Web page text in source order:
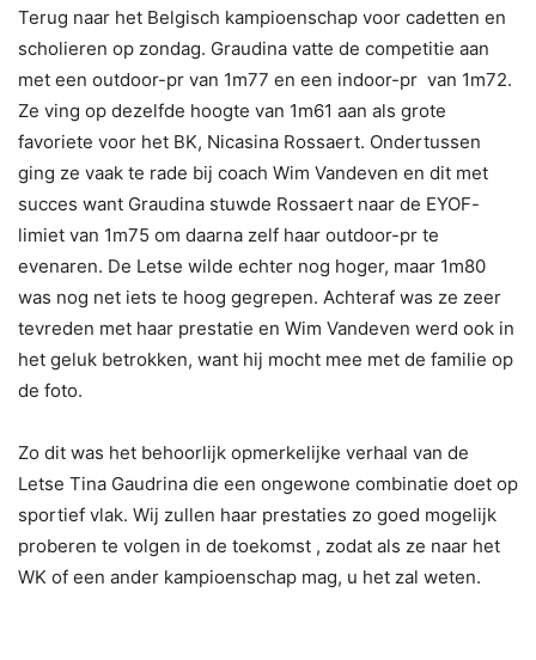
Terug naar het Belgisch kampioenschap voor cadetten en
scholieren op zondag. Graudina vatte de competitie aan
met een outdoor-pr van 1m77 en een indoor-pr van 1m72.
Ze ving op dezelfde hoogte van 1m61 aan als grote
favoriete voor het BK, Nicasina Rossaert. Ondertussen
ging ze vaak te rade bij coach Wim Vandeven en dit met
succes want Graudina stuwde Rossaert naar de EYOF-
limiet van 1m75 om daarna zelf haar outdoor-pr te
evenaren. De Letse wilde echter nog hoger, maar 1m80
was nog net iets te hoog gegrepen. Achteraf was ze zeer
tevreden met haar prestatie en Wim Vandeven werd ook in
het geluk betrokken, want hij mocht mee met de familie op
de foto.
Zo dit was het behoorlijk opmerkelijke verhaal van de
Letse Tina Gaudrina die een ongewone combinatie doet op
sportief vlak. Wij zullen haar prestaties zo goed mogelijk
proberen te volgen in de toekomst , zodat als ze naar het
WK of een ander kampioenschap mag, u het zal weten.